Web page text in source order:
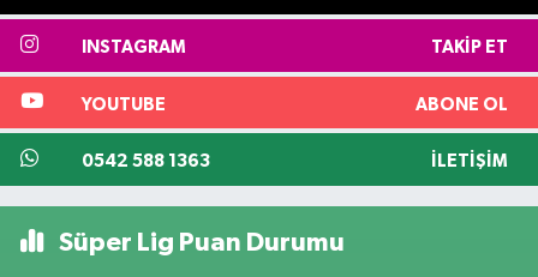
INSTAGRAM TAKIP ET
YOUTUBE ABONE OL
0542 588 1363 İLETIŞIM
Süper Lig Puan Durumu